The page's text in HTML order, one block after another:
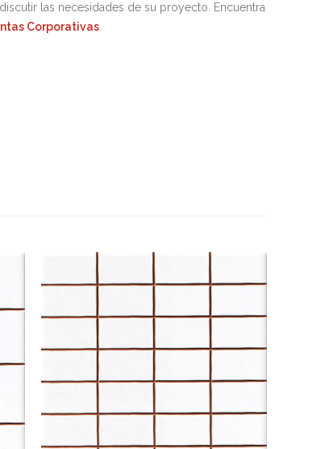
las necesidades de su proyecto. Encuentra
Corporativas.